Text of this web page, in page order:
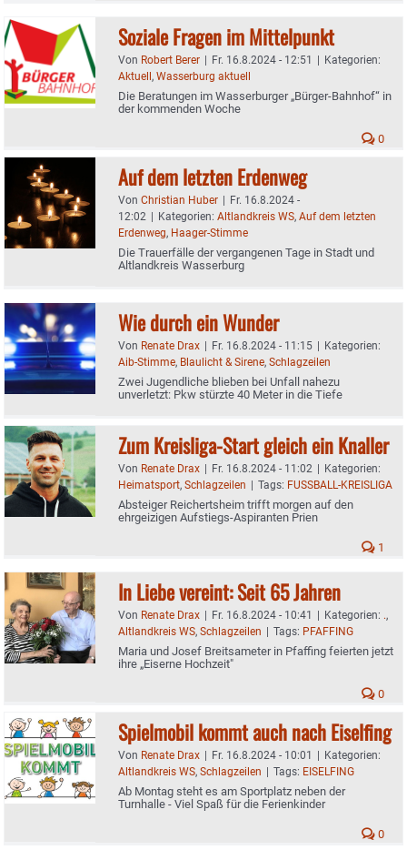
Soziale Fragen im Mittelpunkt
Von Robert Berer | Fr. 16.8.2024 - 12:51 | Kategorien:
Aktuell, Wasserburg aktuell
Die Beratungen im Wasserburger „Bürger-Bahnhof“ in
der kommenden Woche
0
Auf dem letzten Erdenweg
Von Christian Huber | Fr. 16.8.2024 -
12:02 | Kategorien: Altlandkreis WS, Auf dem letzten
Erdenweg, Haager-Stimme
Die Trauerfälle der vergangenen Tage in Stadt und
Altlandkreis Wasserburg
Wie durch ein Wunder
Von Renate Drax | Fr. 16.8.2024 - 11:15 | Kategorien:
Aib-Stimme, Blaulicht & Sirene, Schlagzeilen
Zwei Jugendliche blieben bei Unfall nahezu
unverletzt: Pkw stürzte 40 Meter in die Tiefe
Zum Kreisliga-Start gleich ein Knaller
Von Renate Drax | Fr. 16.8.2024 - 11:02 | Kategorien:
Heimatsport, Schlagzeilen | Tags: FUSSBALL-KREISLIGA
Absteiger Reichertsheim trifft morgen auf den
ehrgeizigen Aufstiegs-Aspiranten Prien
1
In Liebe vereint: Seit 65 Jahren
Von Renate Drax | Fr. 16.8.2024 - 10:41 | Kategorien: .,
Altlandkreis WS, Schlagzeilen | Tags: PFAFFING
Maria und Josef Breitsameter in Pfaffing feierten jetzt
ihre „Eiserne Hochzeit"
0
Spielmobil kommt auch nach Eiselfing
Von Renate Drax | Fr. 16.8.2024 - 10:01 | Kategorien:
Altlandkreis WS, Schlagzeilen | Tags: EISELFING
Ab Montag steht es am Sportplatz neben der
Turnhalle - Viel Spaß für die Ferienkinder
0